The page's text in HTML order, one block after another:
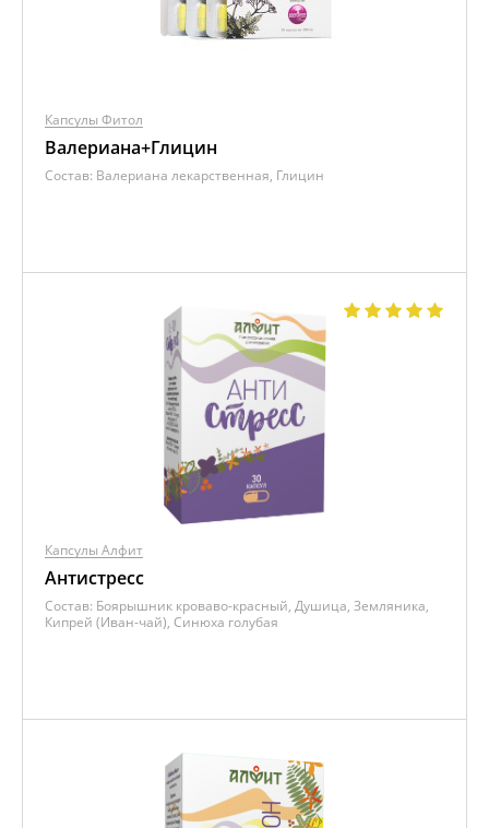
Капсулы Фитол
Валериана+Глицин
Состав: Валериана лекарственная, Глицин
Капсулы Алфит
Антистресс
Состав: Боярышник кроваво-красный, Душица, Земляника,
Кипрей (Иван-чай), Синюха голубая